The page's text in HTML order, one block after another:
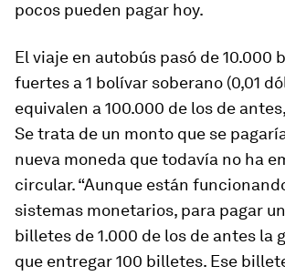
pocos pueden pagar hoy.
El viaje en autobús pasó de 10.000
fuertes a 1 bolívar soberano (0,01
equivalen a 100.000 de los de
Se trata de un monto que se
nueva moneda que todavía no ha
circular. “Aunque están
sistemas monetarios, para pagar
billetes de 1.000 de los de antes la
que entregar 100 billetes. Ese